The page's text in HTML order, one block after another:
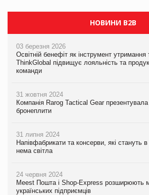
НОВИНИ B2B
03 березня 2026
Освітній бенефіт як інструмент утримання
ThinkGlobal підвищує лояльність та
команди
31 жовтня 2024
Компанія Rarog Tactical Gear презентувала
бронеплити
31 липня 2024
Напівфабрикати та консерви, які стануть
нема світла
24 червня 2024
Meest Пошта і Shop-Express розширюють
українських підприємців